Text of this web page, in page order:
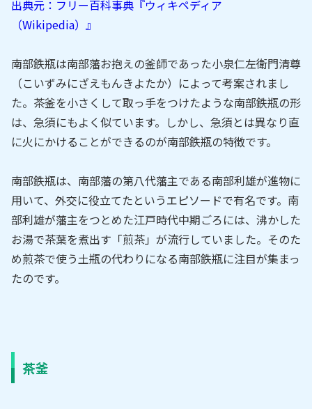
出典元：フリー百科事典『ウィキペディア
（Wikipedia）』
南部鉄瓶は南部藩お抱えの釜師であった小泉仁左衛門清尊
（こいずみにざえもんきよたか）によって考案されまし
た。茶釜を小さくして取っ手をつけたような南部鉄瓶の形
は、急須にもよく似ています。しかし、急須とは異なり直
に火にかけることができるのが南部鉄瓶の特徴です。
南部鉄瓶は、南部藩の第八代藩主である南部利雄が進物に
用いて、外交に役立てたというエピソードで有名です。南
部利雄が藩主をつとめた江戸時代中期ごろには、沸かした
お湯で茶葉を煮出す「煎茶」が流行していました。そのた
め煎茶で使う土瓶の代わりになる南部鉄瓶に注目が集まっ
たのです。
茶釜